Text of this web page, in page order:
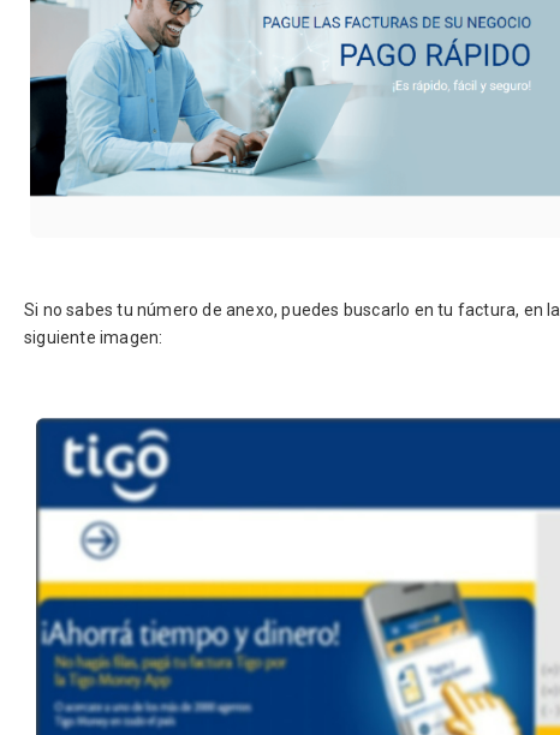
Si no sabes tu número de anexo, puedes buscarlo en tu factura, en
siguiente imagen: